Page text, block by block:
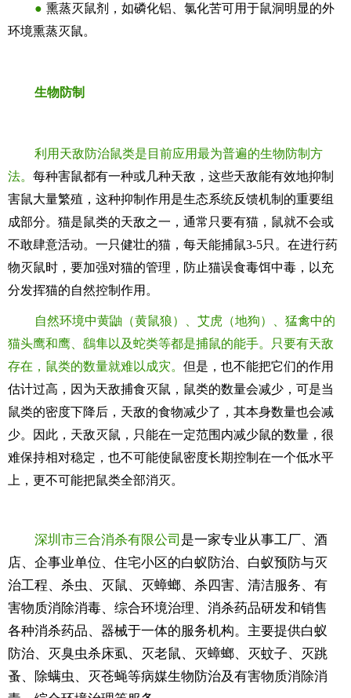
● 熏蒸灭鼠剂，如磷化铝、氯化苦可用于鼠洞明显的外
环境熏蒸灭鼠。
生物防制
利用天敌防治鼠类是目前应用最为普遍的生物防制方
法。 每种害鼠都有一种或几种天敌，这些天敌能有效地抑制
害鼠大量繁殖，这种抑制作用是生态系统反馈机制的重要组
成部分。猫是鼠类的天敌之一，通常只要有猫，鼠就不会或
不敢肆意活动。一只健壮的猫，每天能捕鼠3-5只。在进行药
物灭鼠时，要加强对猫的管理，防止猫误食毒饵中毒，以充
分发挥猫的自然控制作用。
自然环境中黄鼬（黄鼠狼）、艾虎（地狗）、猛禽中的
猫头鹰和鹰、鷂隼以及蛇类等都是捕鼠的能手。只要有天敌
存在，鼠类的数量就难以成灾。 但是，也不能把它们的作用
估计过高，因为天敌捕食灭鼠，鼠类的数量会减少，可是当
鼠类的密度下降后，天敌的食物减少了，其本身数量也会减
少。因此，天敌灭鼠，只能在一定范围内减少鼠的数量，很
难保持相对稳定，也不可能使鼠密度长期控制在一个低水平
上，更不可能把鼠类全部消灭。
深圳市三合消杀有限公司 是一家专业从事工厂、酒
店、企事业单位、住宅小区的白蚁防治、白蚁预防与灭
治工程、杀虫、灭鼠、灭蟑螂、杀四害、清洁服务、有
害物质消除消毒、综合环境治理、消杀药品研发和销售
各种消杀药品、器械于一体的服务机构。主要提供白蚁
防治、灭臭虫杀床虱、灭老鼠、灭蟑螂、灭蚊子、灭跳
蚤、除螨虫、灭苍蝇等病媒生物防治及有害物质消除消